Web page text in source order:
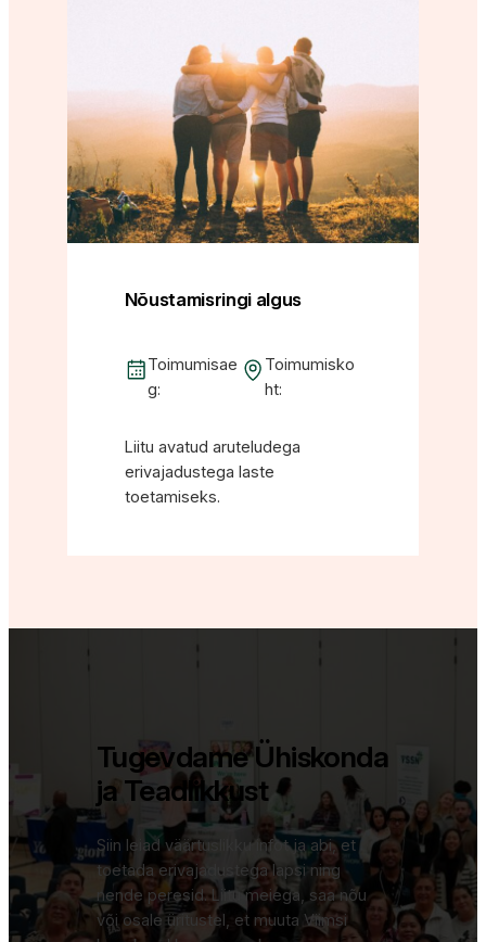
Nõustamisringi algus
Toimumisae
g:
Toimumisko
ht:
Liitu avatud aruteludega
erivajadustega laste
toetamiseks.
Tugevdame Ühiskonda
ja Teadlikkust
Siin leiad väärtuslikku infot ja abi, et
toetada erivajadustega lapsi ning
nende peresid. Liitu meiega, saa nõu
või osale üritustel, et muuta Viimsi